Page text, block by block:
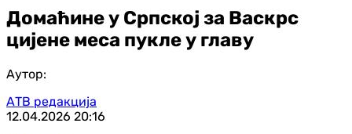
Домаћине у Српској за Васкрс
цијене меса пукле у главу
Аутор:
АТВ редакција
12.04.2026 20:16